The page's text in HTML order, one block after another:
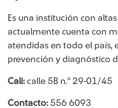
Es una institución con
actualmente cuenta con
atendidas en todo el país,
prevención y diagnóstico
Cali: calle 5B n.° 29-01/45
Contacto: 556 6093